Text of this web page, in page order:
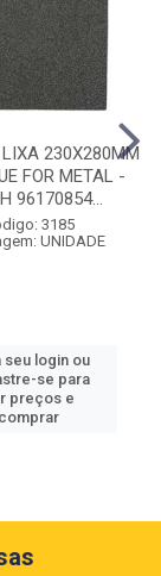
230X280MM
FOR METAL -
96170854...
3185
UNIDADE
seu login ou
se para
preços e
comprar